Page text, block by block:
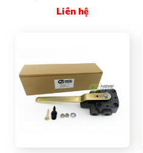
Liên hệ